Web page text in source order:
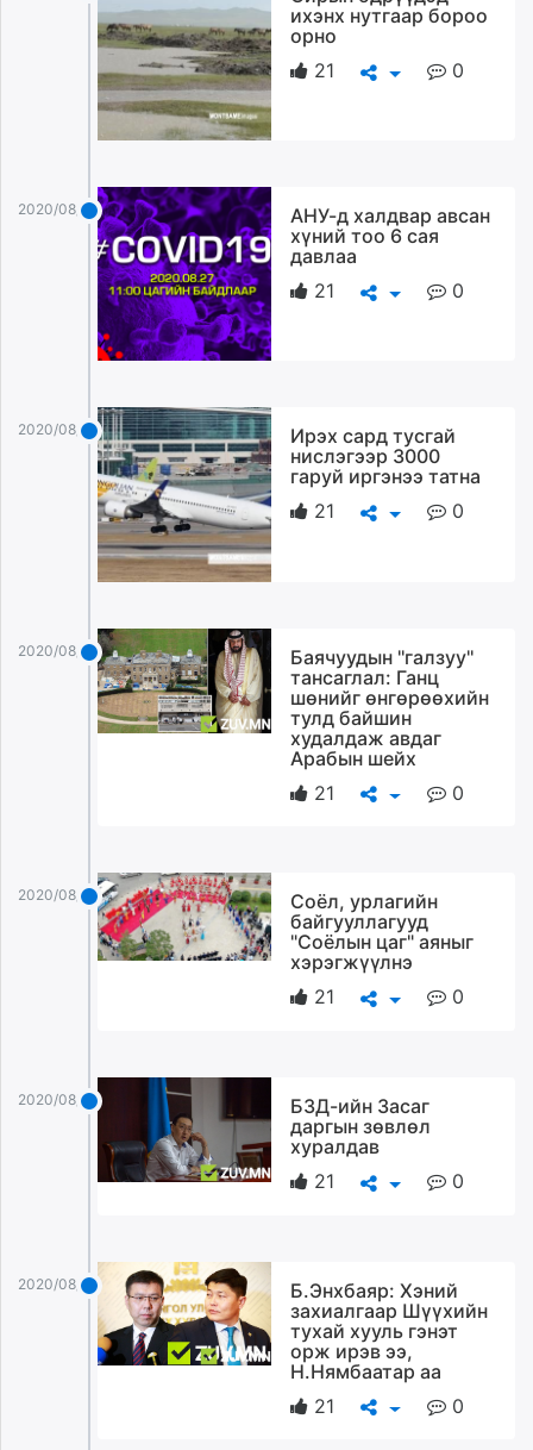
tumen.mn
shuum.mn
tvmongolia.mn
assa.mn
toim.mn
paparazzi.mn
unread.today
ихэнх нутгаар бороо
орно
21
0
2020/08/27
АНУ-д халдвар авсан
хүний тоо 6 сая
давлаа
21
0
2020/08/27
Ирэх сард тусгай
нислэгээр 3000
гаруй иргэнээ татна
21
0
2020/08/27
Баячуудын ''галзуу''
тансаглал: Ганц
шөнийг өнгөрөөхийн
тулд байшин
худалдаж авдаг
Арабын шейх
21
0
2020/08/27
Соёл, урлагийн
байгууллагууд
"Соёлын цаг" аяныг
хэрэгжүүлнэ
21
0
2020/08/27
БЗД-ийн Засаг
даргын зөвлөл
хуралдав
21
0
2020/08/27
Б.Энхбаяр: Хэний
захиалгаар Шүүхийн
тухай хууль гэнэт
орж ирэв ээ,
Н.Нямбаатар аа
21
0